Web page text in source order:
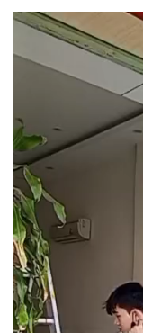
Trình
chơi